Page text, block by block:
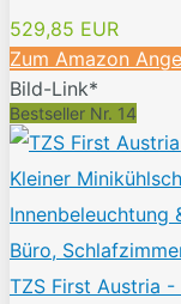
529,85 EUR
Zum Amazon
Bild-Link*
Bestseller Nr. 14
TZS First Austria